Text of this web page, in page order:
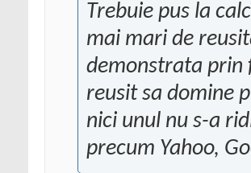
Trebuie pus la
mai mari de
demonstrata prin
reusit sa domine
nici unul nu s-a
precum Yahoo,